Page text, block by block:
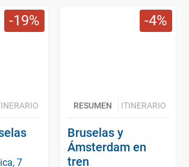
19
7
4
RESUMEN ITINERARIO
Bruselas y
Ámsterdam en
tren